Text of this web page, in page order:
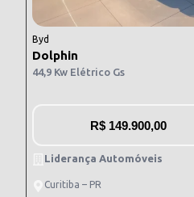
Byd
Dolphin
44,9 Kw Elétrico Gs
R$ 149.900,00
Liderança Automóveis
Curitiba – PR